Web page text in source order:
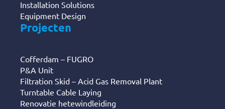
Installation Solutions
Equipment Design
Projecten
Cofferdam – FUGRO
P&A Unit
Filtration Skid – Acid Gas Removal Plant
Turntable Cable Laying
Renovatie hetewindleiding